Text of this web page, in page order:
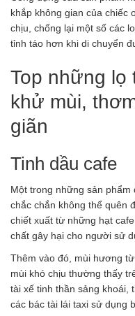
khắp không gian của chiếc
chịu, chống lại một số các
tỉnh táo hơn khi di chuyển
Top những lọ
khử mùi,
giãn
Tinh dầu cafe
Một trong những sản phẩm
chắc chắn không thể quên
chiết xuất từ những hạt
chất gây hại cho người sử
Thêm vào đó, mùi hương
mùi khó chịu thường thấy
tài xế tinh thần sảng khoái,
các bác tài lái taxi sử dụng